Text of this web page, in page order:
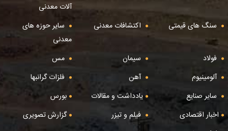
آلات معدنی
سنگ های قیمتی
اکتشافات معدنی
سایر حوزه های
معدنی
فولاد
سیمان
مس
آلومینیوم
آهن
فلزات گرانبها
سایر صنایع
یادداشت و مقالات
بورس
اخبار اقتصادی
فیلم و تیزر
گزارش تصویری